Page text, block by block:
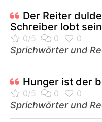
Der Reiter
Schreiber lobt
Sprichwörter und
Hunger ist der
Sprichwörter und